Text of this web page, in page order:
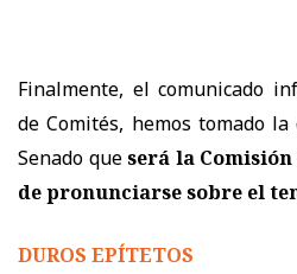
Finalmente, el comunicado
de Comités, hemos tomado
Senado queserá la
de pronunciarse sobre el
DUROS EPÍTETOS